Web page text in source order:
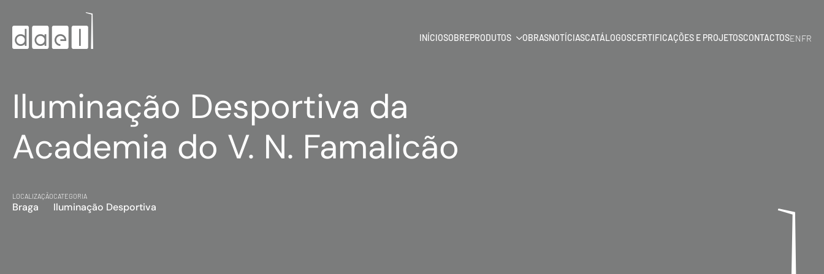
INÍCIOSOBREPRODUTOS OBRASNOTÍCIASCATÁLOGOSCERTIFICAÇÕES E PROJETOSCONTACTOSENFR
Iluminação Desportiva da
Academia do V. N. Famalicão
LOCALIZAÇÃO
Braga
CATEGORIA
Iluminação Desportiva